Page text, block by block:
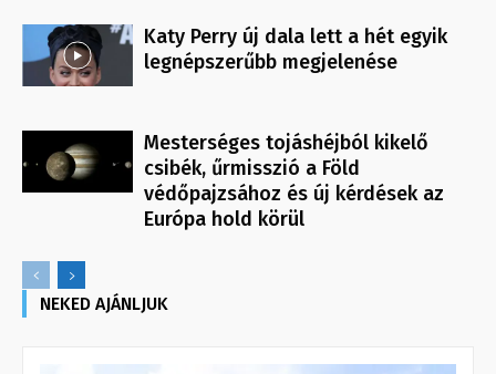
Katy Perry új dala lett a hét egyik
legnépszerűbb megjelenése
Mesterséges tojáshéjból kikelő
csibék, űrmisszió a Föld
védőpajzsához és új kérdések az
Európa hold körül
NEKED AJÁNLJUK